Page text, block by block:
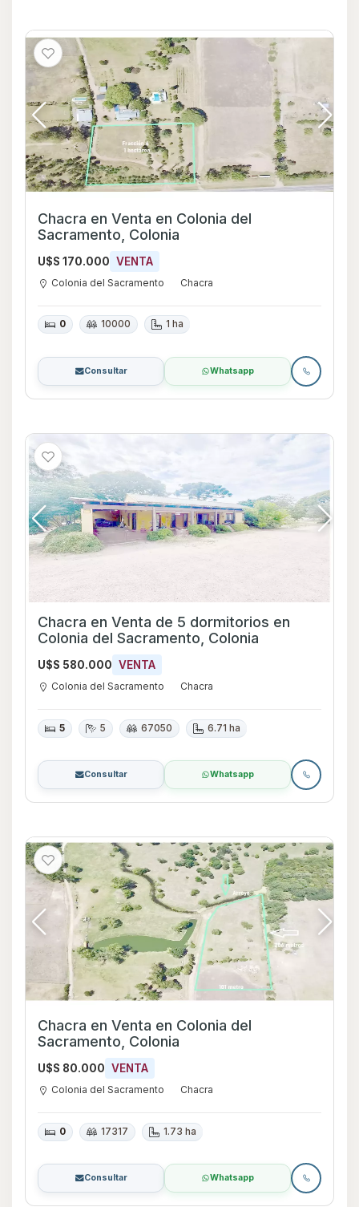
Chacra en Venta en Colonia del
Sacramento, Colonia
U$S 170.000 VENTA
Colonia del Sacramento Chacra
0 10000 1 ha
Consultar Whatsapp
Chacra en Venta de 5 dormitorios en
Colonia del Sacramento, Colonia
U$S 580.000 VENTA
Colonia del Sacramento Chacra
5 5 67050 6.71 ha
Consultar Whatsapp
Chacra en Venta en Colonia del
Sacramento, Colonia
U$S 80.000 VENTA
Colonia del Sacramento Chacra
0 17317 1.73 ha
Consultar Whatsapp